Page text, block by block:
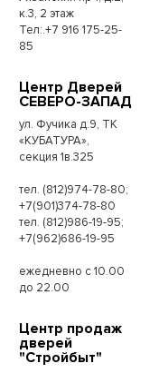
к.3, 2 этаж
Тел:.+7 916 175-25-
85
Центр Дверей
СЕВЕРО-ЗАПАД
ул. Фучика д.9, ТК
«КУБАТУРА»,
секция 1в.325
тел. (812)974-78-80;
+7(901)374-78-80
тел. (812)986-19-95;
+7(962)686-19-95
ежедневно с 10.00
до 22.00
Центр продаж
дверей
"Стройбыт"